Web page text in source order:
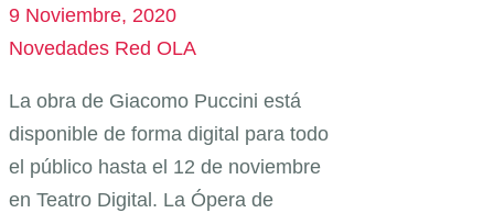
9 Noviembre, 2020
Novedades Red OLA
La obra de Giacomo Puccini está
disponible de forma digital para todo
el público hasta el 12 de noviembre
en Teatro Digital. La Ópera de